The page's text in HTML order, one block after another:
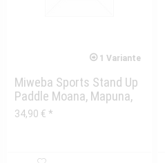
1 Variante
Miweba Sports Stand Up
Paddle Moana, Mapuna,
Ariki Kid...
34,90 € *